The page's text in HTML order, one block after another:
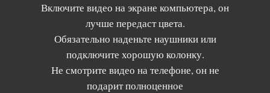
Включите видео на экране компьютера, он
лучше передаст цвета.
Обязательно наденьте наушники или
подключите хорошую колонку.
Не смотрите видео на телефоне, он не
подарит полноценное